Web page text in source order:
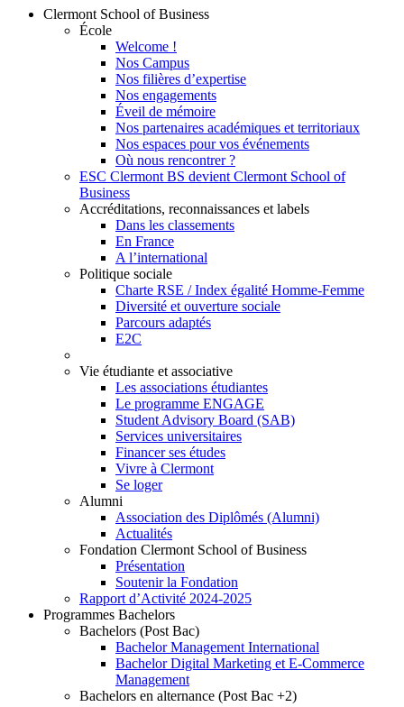
Clermont School of Business
École
Welcome !
Nos Campus
Nos filières d’expertise
Nos engagements
Éveil de mémoire
Nos partenaires académiques et territoriaux
Nos espaces pour vos événements
Où nous rencontrer ?
ESC Clermont BS devient Clermont School of
Business
Accréditations, reconnaissances et labels
Dans les classements
En France
A l’international
Politique sociale
Charte RSE / Index égalité Homme-Femme
Diversité et ouverture sociale
Parcours adaptés
E2C
Vie étudiante et associative
Les associations étudiantes
Le programme ENGAGE
Student Advisory Board (SAB)
Services universitaires
Financer ses études
Vivre à Clermont
Se loger
Alumni
Association des Diplômés (Alumni)
Actualités
Fondation Clermont School of Business
Présentation
Soutenir la Fondation
Rapport d’Activité 2024-2025
Programmes Bachelors
Bachelors (Post Bac)
Bachelor Management International
Bachelor Digital Marketing et E-Commerce
Management
Bachelors en alternance (Post Bac +2)